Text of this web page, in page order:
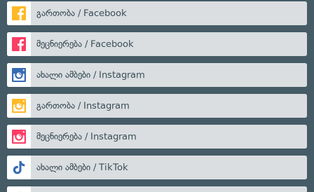
გართობა / Facebook
მეცნიერება / Facebook
ახალი ამბები / Instagram
გართობა / Instagram
მეცნიერება / Instagram
ახალი ამბები / TikTok